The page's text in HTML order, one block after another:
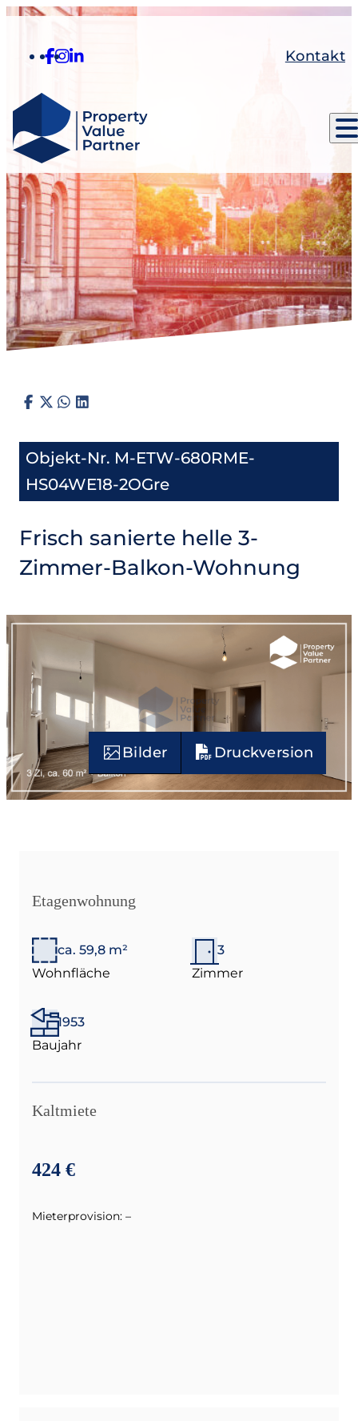
Kontakt
Objekt-Nr. M-ETW-680RME-
HS04WE18-2OGre
Frisch sanierte helle 3-
Zimmer-Balkon-Wohnung
Bilder Druckversion
Etagenwohnung
ca. 59,8 m²
Wohnfläche
3
Zimmer
1953
Baujahr
Kaltmiete
424 €
Mieterprovision: –